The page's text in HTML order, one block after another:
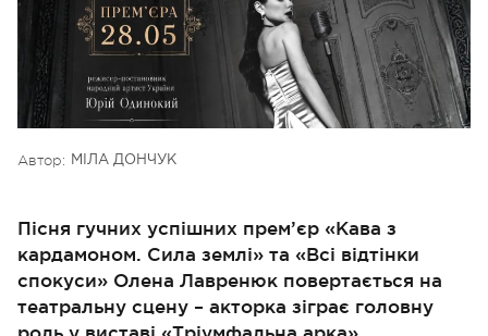
Автор: МІЛА ДОНЧУК
Пісня гучних успішних прем’єр «Кава з
кардамоном. Сила землі» та «Всі відтінки
спокуси» Олена Лавренюк повертається на
театральну сцену – акторка зіграє головну